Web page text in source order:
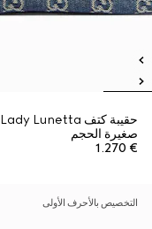
حقيبة كتف Lady Lunetta
صغيرة الحجم
€ 1.270
التخصيص بالأحرف الأولى